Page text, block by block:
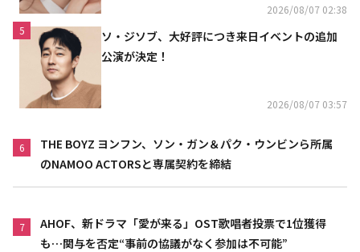
2026/08/07 02:38
5
ソ・ジソブ、大好評につき来日イベントの追加
公演が決定！
2026/08/07 03:57
6
THE BOYZ ヨンフン、ソン・ガン＆パク・ウンビンら所属
のNAMOO ACTORSと専属契約を締結
7
AHOF、新ドラマ「愛が来る」OST歌唱者投票で1位獲得
も…関与を否定“事前の協議がなく参加は不可能”